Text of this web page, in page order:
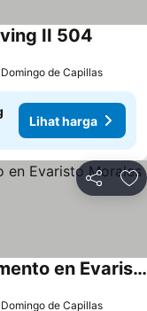
II 504
de Capillas
Lihat harga
Bagikan
Acogedor y Moderno apartamento en Evaristo Morales
de Capillas